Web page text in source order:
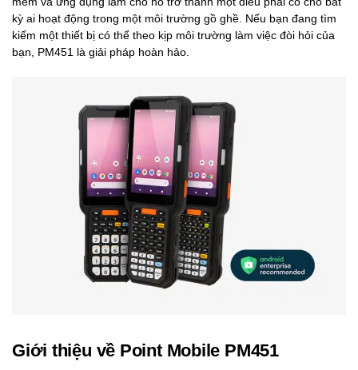
kỳ ai hoạt động trong một môi trường gồ ghề. Nếu bạn đang tìm
kiếm một thiết bị có thể theo kịp môi trường làm việc đòi hỏi của
bạn, PM451 là giải pháp hoàn hảo.
Giới thiệu về Point Mobile PM451